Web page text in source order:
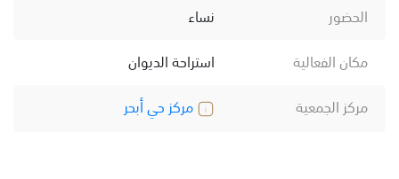
الحضور
نساء
مكان الفعالية
استراحة الديوان
مركز الجمعية
مركز حي أبحر